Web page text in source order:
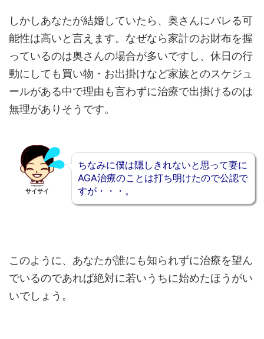
しかしあなたが結婚していたら、奥さんにバレる可
能性は高いと言えます。なぜなら家計のお財布を握
っているのは奥さんの場合が多いですし、休日の行
動にしても買い物・お出掛けなど家族とのスケジュ
ールがある中で理由も言わずに治療で出掛けるのは
無理がありそうです。
サイサイ
ちなみに僕は隠しきれないと思って妻に
AGA治療のことは打ち明けたので公認で
すが・・・。
このように、あなたが誰にも知られずに治療を望ん
でいるのであれば絶対に若いうちに始めたほうがい
いでしょう。